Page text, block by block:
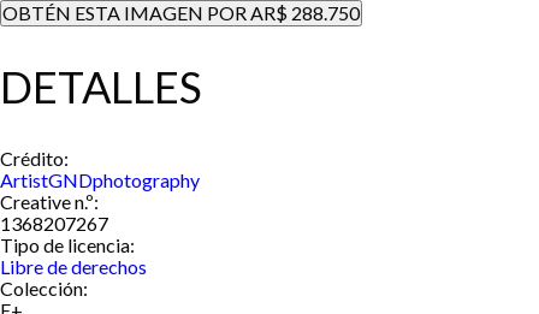
OBTÉN ESTA IMAGEN POR AR$ 288.750
DETALLES
Crédito:
ArtistGNDphotography
Creative n.º:
1368207267
Tipo de licencia:
Libre de derechos
Colección: